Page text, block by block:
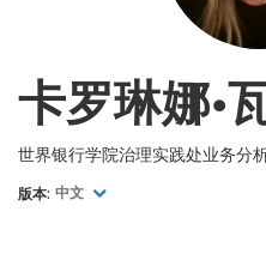
卡罗琳娜•
世界银行学院治理实践处业务分
版本: 中文